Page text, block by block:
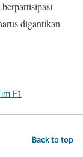
digantikan
F1
Back to top